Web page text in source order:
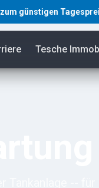
Tagespreis ·
Tesche